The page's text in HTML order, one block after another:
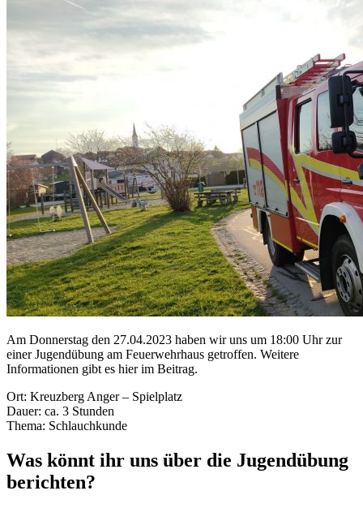
Am Donnerstag den 27.04.2023 haben wir uns um 18:00 Uhr zur
einer Jugendübung am Feuerwehrhaus getroffen. Weitere
Informationen gibt es hier im Beitrag.
Ort: Kreuzberg Anger – Spielplatz
Dauer: ca. 3 Stunden
Thema: Schlauchkunde
Was könnt ihr uns über die Jugendübung
berichten?